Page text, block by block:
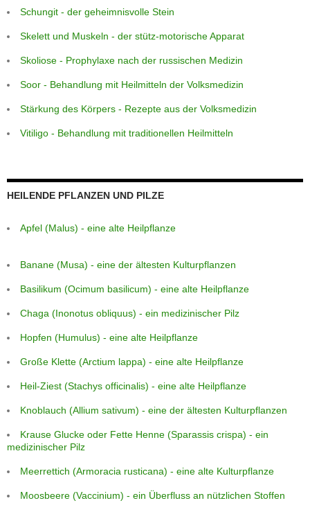
Schungit - der geheimnisvolle Stein
Skelett und Muskeln - der stütz-motorische Apparat
Skoliose - Prophylaxe nach der russischen Medizin
Soor - Behandlung mit Heilmitteln der Volksmedizin
Stärkung des Körpers - Rezepte aus der Volksmedizin
Vitiligo - Behandlung mit traditionellen Heilmitteln
HEILENDE PFLANZEN UND PILZE
Apfel (Malus) - eine alte Heilpflanze
Banane (Musa) - eine der ältesten Kulturpflanzen
Basilikum (Ocimum basilicum) - eine alte Heilpflanze
Chaga (Inonotus obliquus) - ein medizinischer Pilz
Hopfen (Humulus) - eine alte Heilpflanze
Große Klette (Arctium lappa) - eine alte Heilpflanze
Heil-Ziest (Stachys officinalis) - eine alte Heilpflanze
Knoblauch (Allium sativum) - eine der ältesten Kulturpflanzen
Krause Glucke oder Fette Henne (Sparassis crispa) - ein
medizinischer Pilz
Meerrettich (Armoracia rusticana) - eine alte Kulturpflanze
Moosbeere (Vaccinium) - ein Überfluss an nützlichen Stoffen